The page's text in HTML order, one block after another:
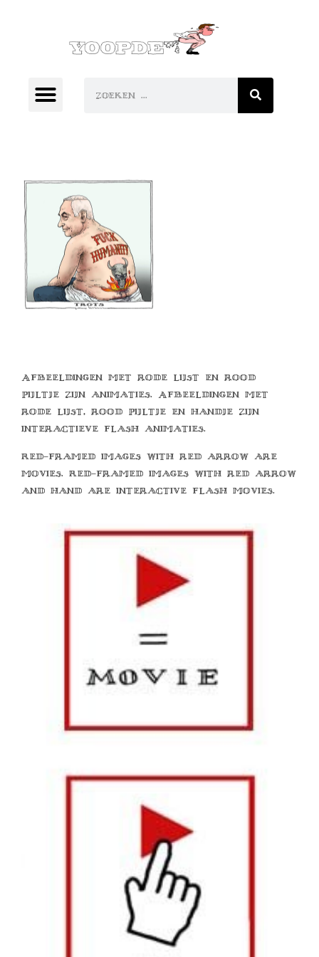
Afbeeldingen met rode lijst en rood
pijltje zijn animaties. Afbeeldingen met
rode lijst, rood pijltje en handje zijn
interactieve flash animaties.
Red-framed images with red arrow are
movies. Red-framed images with red arrow
and hand are interactive flash movies.